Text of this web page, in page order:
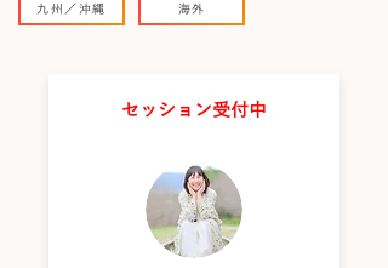
九州／沖縄 海外
セッション受付中